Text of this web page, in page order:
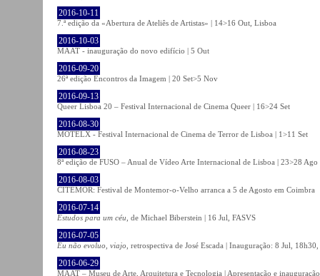
2016-10-11
7.ª edição da «Abertura de Ateliês de Artistas» | 14>16 Out, Lisboa
2016-10-03
MAAT - inauguração do novo edifício | 5 Out
2016-09-20
26ª edição Encontros da Imagem | 20 Set>5 Nov
2016-09-13
Queer Lisboa 20 – Festival Internacional de Cinema Queer | 16>24 Set
2016-08-30
MOTELX - Festival Internacional de Cinema de Terror de Lisboa | 1>11 Set
2016-08-23
8ª edição de FUSO – Anual de Vídeo Arte Internacional de Lisboa | 23>28 Ago
2016-08-03
CITEMOR: Festival de Montemor-o-Velho arranca a 5 de Agosto em Coimbra
2016-07-14
Estudos para um céu , de Michael Biberstein | 16 Jul, FASVS
2016-07-05
Eu não evoluo, viajo , retrospectiva de José Escada | Inauguração: 8 Jul,
2016-06-29
MAAT – Museu de Arte, Arquitetura e Tecnologia | Apresentação e